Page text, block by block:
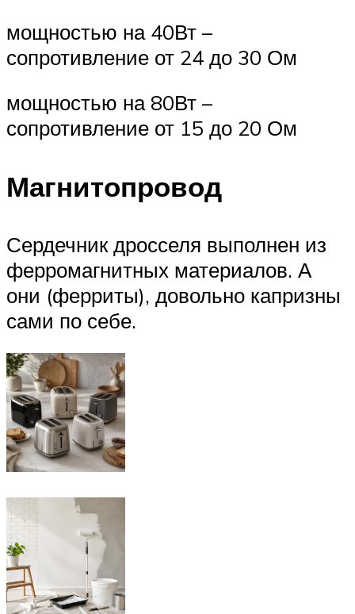
мощностью на 40Вт –
сопротивление от 24 до 30 Ом
мощностью на 80Вт –
сопротивление от 15 до 20 Ом
Магнитопровод
Сердечник дросселя выполнен из
ферромагнитных материалов. А
они (ферриты), довольно капризны
сами по себе.